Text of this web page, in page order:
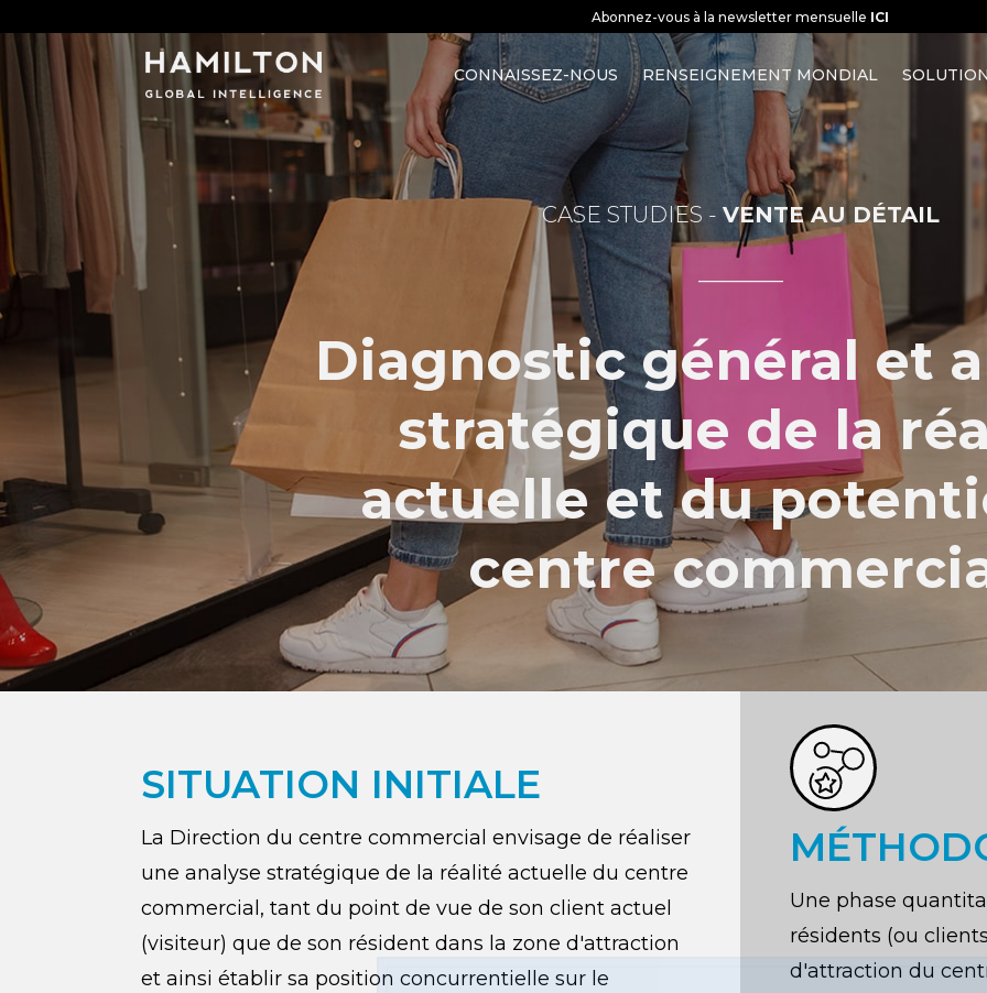
Abonnez-vous à la newsletter mensuelle ICI
CONNAISSEZ-NOUS RENSEIGNEMENT MONDIAL
VENTE AU DÉTAIL
Diagnostic général et
stratégique de la
actuelle et du
centre
SITUATION INITIALE
La Direction du centre commercial envisage de réaliser
une analyse stratégique de la réalité actuelle du centre
commercial, tant du point de vue de son client actuel
(visiteur) que de son résident dans la zone d'attraction
et ainsi établir sa position concurrentielle sur le
Une phase
résidents (ou
d'attraction du